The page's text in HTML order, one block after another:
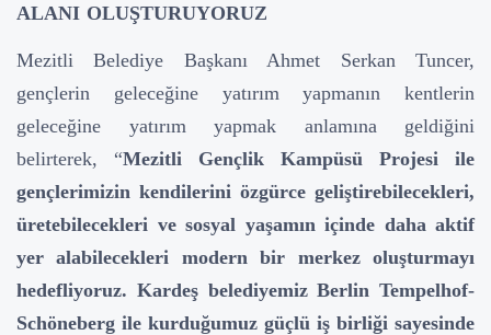
ALANI OLUŞTURUYORUZ
Mezitli Belediye Başkanı Ahmet Serkan Tuncer,
gençlerin geleceğine yatırım yapmanın kentlerin
geleceğine yatırım yapmak anlamına geldiğini
belirterek, “Mezitli Gençlik Kampüsü Projesi ile
gençlerimizin kendilerini özgürce geliştirebilecekleri,
üretebilecekleri ve sosyal yaşamın içinde daha aktif
yer alabilecekleri modern bir merkez oluşturmayı
hedefliyoruz. Kardeş belediyemiz Berlin Tempelhof-
Schöneberg ile kurduğumuz güçlü iş birliği sayesinde